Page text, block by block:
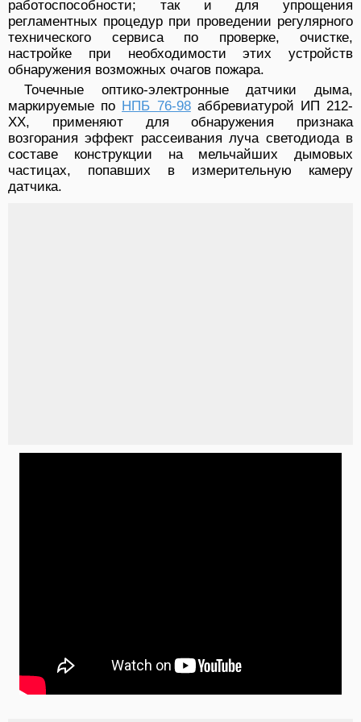
работоспособности; так и для упрощения
регламентных процедур при проведении регулярного
технического сервиса по проверке, очистке,
настройке при необходимости этих устройств
обнаружения возможных очагов пожара.
Точечные оптико-электронные датчики дыма,
маркируемые по НПБ 76-98аббревиатурой ИП 212-
ХХ, применяют для обнаружения признака
возгорания эффект рассеивания луча светодиода в
составе конструкции на мельчайших дымовых
частицах, попавших в измерительную камеру
датчика.